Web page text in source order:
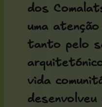
dos
uma
tanto pelo
vida